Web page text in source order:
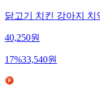
닭고기 치킨 강아지 치
40,250원
17%33,540원